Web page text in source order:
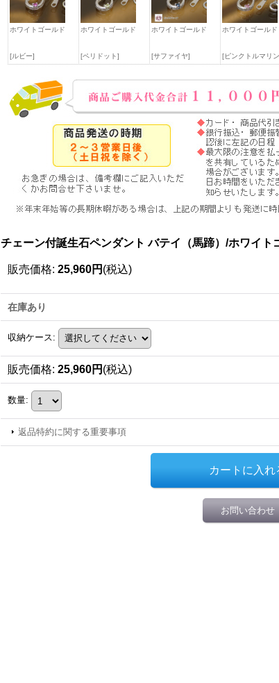
ホワイトゴールド
[ルビー]
ホワイトゴールド
[ペリドット]
ホワイトゴールド
[サファイヤ]
ホワイトゴールド
[ピンクトルマリ
チェーン付誕生石ペンダント バテイ（馬蹄）/ホワイト
販売価格: 25,960円 (税込)
在庫あり
収納ケース:
販売価格: 25,960円 (税込)
数量:
返品特約に関する重要事項
お問い合わせ